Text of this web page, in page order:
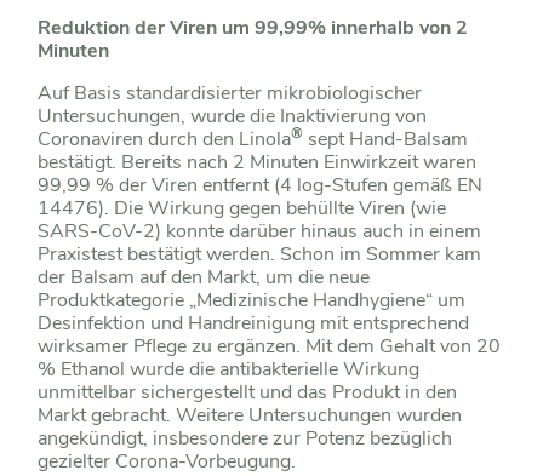
Reduktion der Viren um 99,99% innerhalb von 2
Minuten
Auf Basis standardisierter mikrobiologischer
Untersuchungen, wurde die Inaktivierung von
Coronaviren durch den Linola® sept Hand-Balsam
bestätigt. Bereits nach 2 Minuten Einwirkzeit waren
99,99 % der Viren entfernt (4 log-Stufen gemäß EN
14476). Die Wirkung gegen behüllte Viren (wie
SARS-CoV-2) konnte darüber hinaus auch in einem
Praxistest bestätigt werden. Schon im Sommer kam
der Balsam auf den Markt, um die neue
Produktkategorie „Medizinische Handhygiene“ um
Desinfektion und Handreinigung mit entsprechend
wirksamer Pflege zu ergänzen. Mit dem Gehalt von 20
% Ethanol wurde die antibakterielle Wirkung
unmittelbar sichergestellt und das Produkt in den
Markt gebracht. Weitere Untersuchungen wurden
angekündigt, insbesondere zur Potenz bezüglich
gezielter Corona-Vorbeugung.